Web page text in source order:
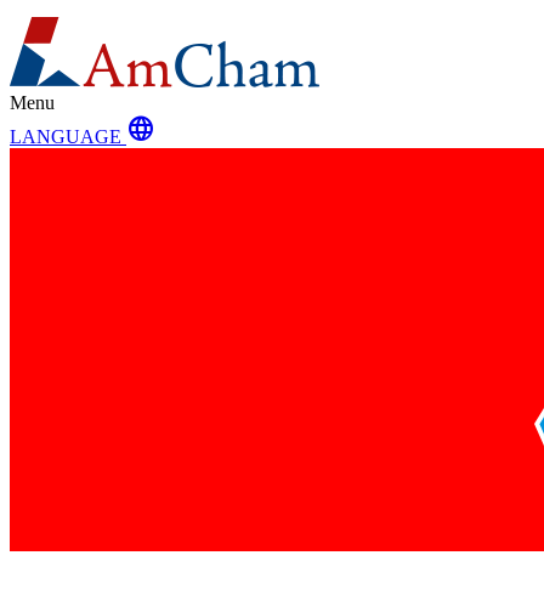
Menu
LANGUAGE language